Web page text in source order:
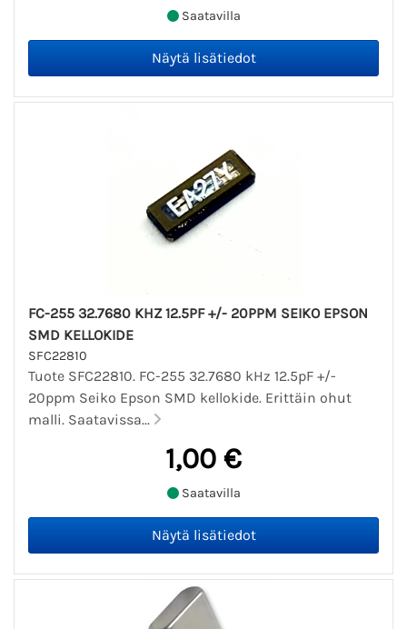
Saatavilla
FC-255 32.7680 KHZ 12.5PF +/- 20PPM SEIKO EPSON
SMD KELLOKIDE
SFC22810
Tuote SFC22810. FC-255 32.7680 kHz 12.5pF +/-
20ppm Seiko Epson SMD kellokide. Erittäin ohut
malli. Saatavissa...
1,00 €
Saatavilla